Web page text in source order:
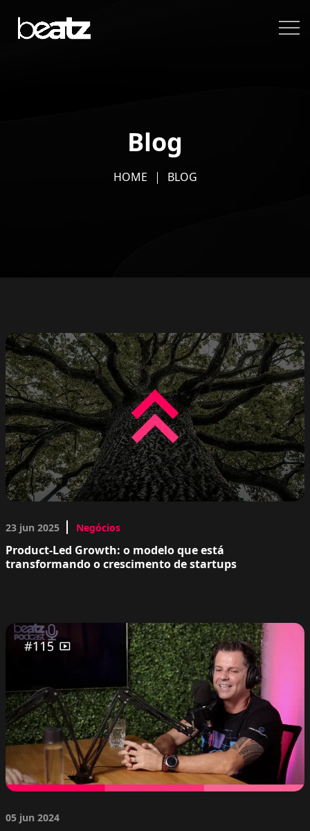
Blog
HOME BLOG
23 jun 2025 Negócios
Product-Led Growth: o modelo que está
transformando o crescimento de startups
05 jun 2024